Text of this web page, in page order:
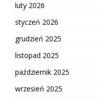
luty 2026
styczeń 2026
grudzień 2025
listopad 2025
październik 2025
wrzesień 2025